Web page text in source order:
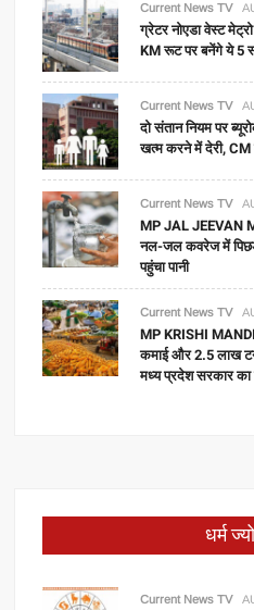
Current News TV
ग्रेटर नोएडा वेस्ट
KM रूट पर बनेंगे ये 5
Current News TV
दो संतान नियम पर
खत्म करने में देरी, CM
Current News TV
MP JAL JEEVAN
नल-जल कवरेज में
पहुंचा पानी
Current News TV
MP KRISHI
कमाई और 2.5 लाख
मध्य प्रदेश सरकार का
धर्म
Current News TV